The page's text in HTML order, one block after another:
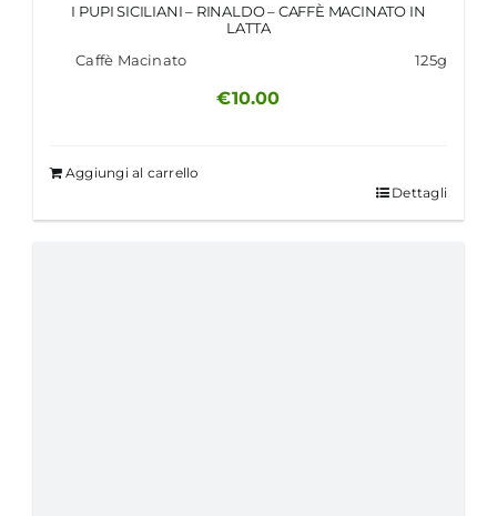
I PUPI SICILIANI – RINALDO – CAFFÈ MACINATO IN
LATTA
Caffè Macinato
125g
€10.00
Aggiungi al carrello
Dettagli